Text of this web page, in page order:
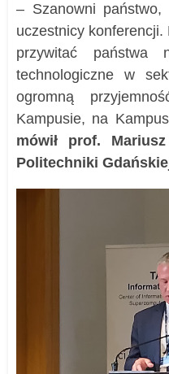
– Szanowni
uczestnicy
przywitać państwa
technologiczne w
ogromną
Kampusie, na
mówił prof.
Politechniki